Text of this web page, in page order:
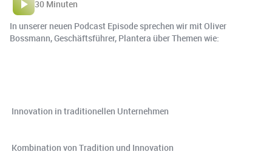
30 Minuten
In unserer neuen Podcast Episode sprechen wir mit Oliver
Bossmann, Geschäftsführer, Plantera über Themen wie:
️ Innovation in traditionellen Unternehmen
️ Kombination von Tradition und Innovation